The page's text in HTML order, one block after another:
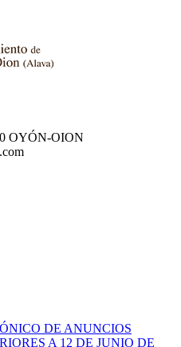
OYÓN-OION
DE ANUNCIOS
A 12 DE JUNIO DE